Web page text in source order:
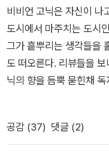
그녀는 “이 나이를 먹고
마의 말을 조용히 중얼거
고, 엄마인 자신과 화해하
린 시절의 상처로부터 벗
면서. 그녀가 “갈수록 사회 변두리로 향하는 자신을 발견할 때,
응어리진 쓰린 가슴을
p)”은 습관이 되고, 자신
중하게 여기는 사람. 그
라도 고닉에게 어떤 고민
그런 기운이 있었다. 나
로. 무엇을 그를 그렇게
뉴욕에서 태어난 건 아니
도 분명 다르다. 고닉은
너드와 오랜 우정을 유지
말하듯 고닉은 짝 없는
다. 내가 살던 그 동네도
부터 세상엔 중심이라는
떨어져 있다는 걸 깨달
수 있는 맨해튼 시내라
같다. 고닉은 열네 살 그
까? 나는 그렇지는 못했
나기 전에는 가방을 챙기
비비언 고닉은 자신이 나
도시에서 마주치는 도시
그가 흩뿌리는 생각들을
도 떠오른다. 리뷰들을
닉의 향을 듬뿍 묻힌채
들이 지금은 그저 흘러
'짝 없는 여자' 와 '도시'
공감 (37) 댓글 (2)